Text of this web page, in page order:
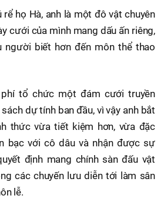
rể họ Hà, anh là một đô vật chuyên
cưới của mình mang dấu ấn riêng,
người biết hơn đến môn thể thao
tổ chức một đám cưới truyền
dự tính ban đầu, vì vậy anh bắt
thức vừa tiết kiệm hơn, vừa đặc
bạc với cô dâu và nhận được sự
định mang chính sàn đấu vật
các chuyến lưu diễn tới làm sân
lễ.